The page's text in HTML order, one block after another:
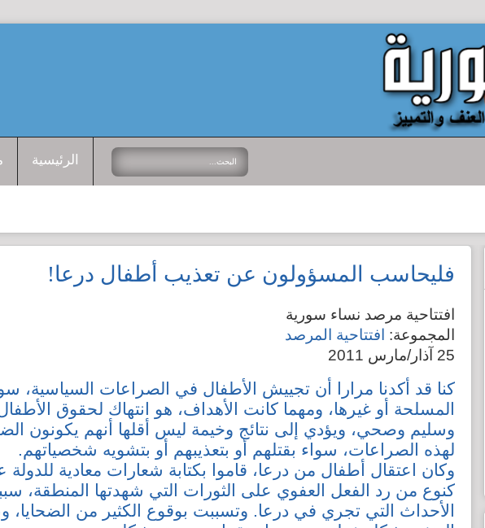
الرئيسية
فليحاسب المسؤولون عن تعذيب أطفال درعا!
افتتاحية مرصد نساء سورية
المجموعة: افتتاحية المرصد
25 آذار/مارس 2011
كنا قد أكدنا مرارا أن تجييش الأطفال في الصراعات السياسية،
المسلحة أو غيرها، ومهما كانت الأهداف، هو انتهاك لحقوق
وسليم وصحي، ويؤدي إلى نتائج وخيمة ليس أقلها أنهم يكونون
لهذه الصراعات، سواء بقتلهم أو بتعذيبهم أو بتشويه شخصياتهم.
وكان اعتقال أطفال من درعا، قاموا بكتابة شعارات معادية للدولة
كنوع من رد الفعل العفوي على الثورات التي شهدتها المنطقة،
الأحداث التي تجري في درعا. وتسببت بوقوع الكثير من الضحايا،